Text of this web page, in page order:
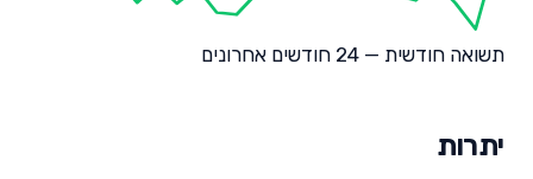
תשואה חודשית — 24 חודשים אחרונים
יתרות